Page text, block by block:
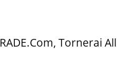
Tornerai